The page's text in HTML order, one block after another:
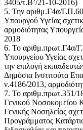
3405/τ.Β’/21-10-2016)
5. Την αριθμ.Γ4α/
Υπουργού Υγείας
αρμοδιότητας
2018
6. Το αριθμ.πρωτ.Γ4α/
Υπουργείου Υγείας
την επιλογή
Δημόσια Ινστιτούτα
ν.4186/2013,
7. Το αριθμ.πρωτ.351/
Γενικού Νοσοκομείου
Γενικής Νοσηλείας
Προγράμματος